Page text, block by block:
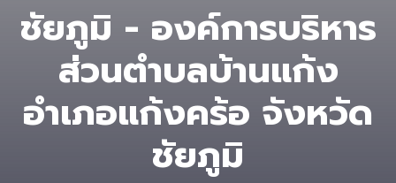
ชัยภูมิ - องค์การบริหาร
ส่วนตําบลบ้านแก้ง
อำเภอแก้งคร้อ จังหวัด
ชัยภูมิ